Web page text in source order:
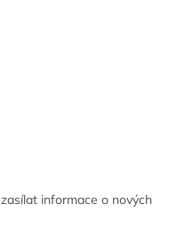
informace o nových